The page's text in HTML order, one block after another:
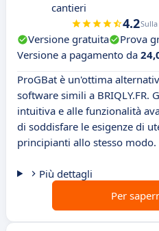
cantieri
4.2
Versione gratuita Prova
Versione a pagamento da
ProGBat è un'ottima
software simili a BRIQLY.FR.
intuitiva e alle funzionalità
di soddisfare le esigenze di
principianti allo stesso modo.
Più dettagli
Per